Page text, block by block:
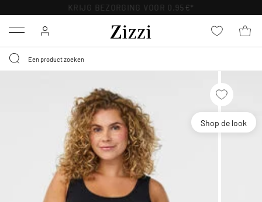
KRIJG BEZORGING VOOR 0,95€*
Menu
Shop de look